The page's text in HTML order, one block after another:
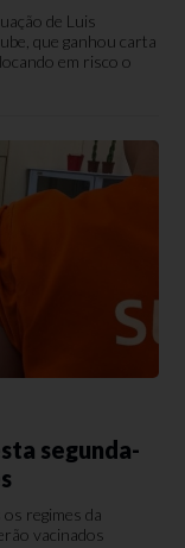
de Luis
que ganhou carta
em risco o
segunda-
regimes da
vacinados